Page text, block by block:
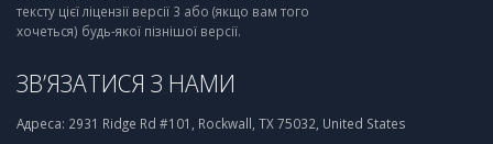
тексту цієї ліцензії версії 3 або (якщо вам того
хочеться) будь-якої пізнішої версії.
ЗВ’ЯЗАТИСЯ З НАМИ
Адреса: 2931 Ridge Rd #101, Rockwall, TX 75032, United States